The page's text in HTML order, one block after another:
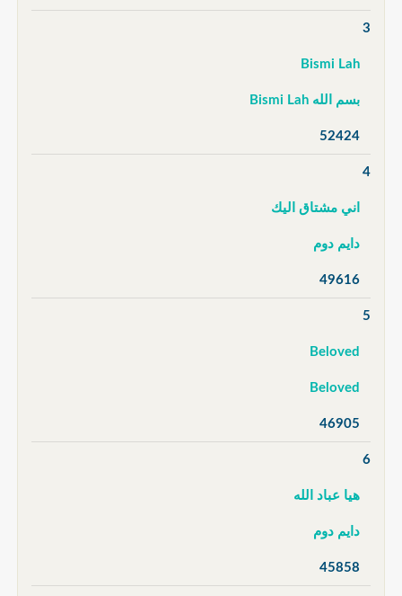
3
Bismi Lah
بسم الله Bismi Lah
52424
4
اني مشتاق اليك
دايم دوم
49616
5
Beloved
Beloved
46905
6
هيا عباد الله
دايم دوم
45858